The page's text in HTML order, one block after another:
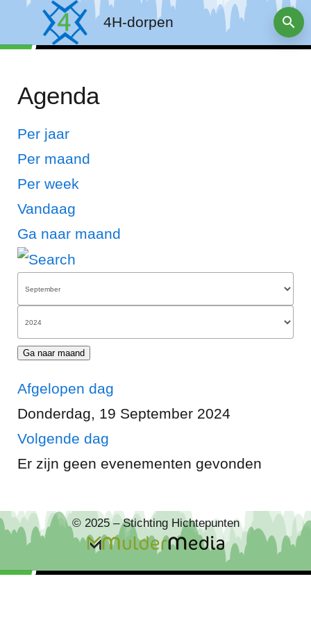
4H-dorpen
Agenda
Per jaar
Per maand
Per week
Vandaag
Ga naar maand
Ga naar maand
Afgelopen dag
Donderdag, 19 September 2024
Volgende dag
Er zijn geen evenementen gevonden
© 2025 – Stichting Hichtepunten